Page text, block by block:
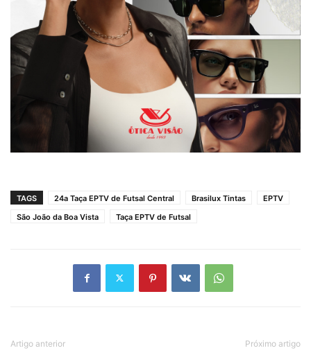
TAGS 24a Taça EPTV de Futsal Central Brasilux Tintas
EPTV
São João da Boa Vista
Taça EPTV de Futsal
Artigo anterior Próximo artigo